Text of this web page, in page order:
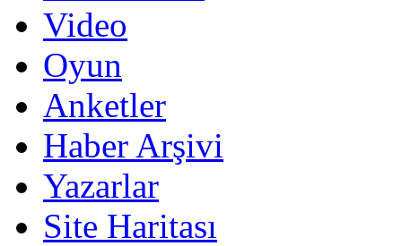
Video
Oyun
Anketler
Haber Arşivi
Yazarlar
Site Haritası